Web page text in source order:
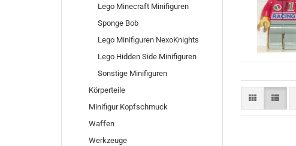
Lego Minecraft Minifiguren
Sponge Bob
Lego Minifiguren NexoKnights
Lego Hidden Side Minifiguren
Sonstige Minifiguren
Körperteile
Minifigur Kopfschmuck
Waffen
Werkzeuge